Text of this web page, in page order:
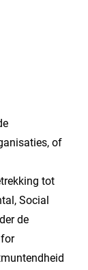
of
tot
Social
de